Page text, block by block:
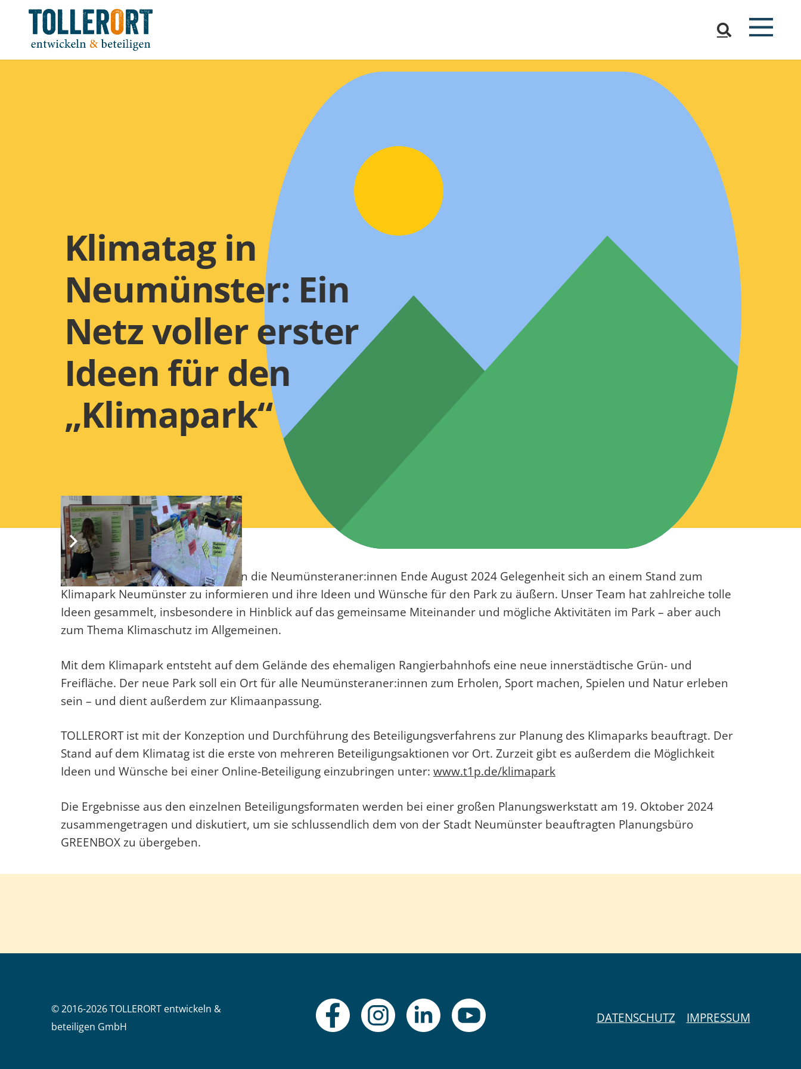
Klimatag in
Neumünster: Ein
Netz voller erster
Ideen für den
„Klimapark“
Beim Klimatag Neumünster hatten die Neumünsteraner:innen Ende August 2024 Gelegenheit sich an einem Stand zum
Klimapark Neumünster zu informieren und ihre Ideen und Wünsche für den Park zu äußern. Unser Team hat zahlreiche tolle
Ideen gesammelt, insbesondere in Hinblick auf das gemeinsame Miteinander und mögliche Aktivitäten im Park – aber auch
zum Thema Klimaschutz im Allgemeinen.
Mit dem Klimapark entsteht auf dem Gelände des ehemaligen Rangierbahnhofs eine neue innerstädtische Grün- und
Freifläche. Der neue Park soll ein Ort für alle Neumünsteraner:innen zum Erholen, Sport machen, Spielen und Natur erleben
sein – und dient außerdem zur Klimaanpassung.
TOLLERORT ist mit der Konzeption und Durchführung des Beteiligungsverfahrens zur Planung des Klimaparks beauftragt. Der
Stand auf dem Klimatag ist die erste von mehreren Beteiligungsaktionen vor Ort. Zurzeit gibt es außerdem die Möglichkeit
Ideen und Wünsche bei einer Online-Beteiligung einzubringen unter: www.t1p.de/klimapark
Die Ergebnisse aus den einzelnen Beteiligungsformaten werden bei einer großen Planungswerkstatt am 19. Oktober 2024
zusammengetragen und diskutiert, um sie schlussendlich dem von der Stadt Neumünster beauftragten Planungsbüro
GREENBOX zu übergeben.
© 2016-2026 TOLLERORT entwickeln &
beteiligen GmbH
DATENSCHUTZ IMPRESSUM